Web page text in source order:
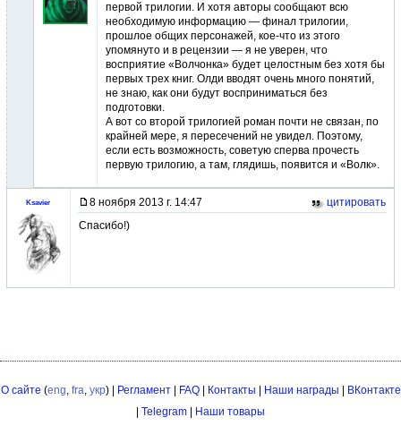
первой трилогии. И хотя авторы сообщают всю
необходимую информацию — финал трилогии,
прошлое общих персонажей, кое-что из этого
упомянуто и в рецензии — я не уверен, что
восприятие «Волчонка» будет целостным без хотя бы
первых трех книг. Олди вводят очень много понятий,
не знаю, как они будут восприниматься без
подготовки.
А вот со второй трилогией роман почти не связан, по
крайней мере, я пересечений не увидел. Поэтому,
если есть возможность, советую сперва прочесть
первую трилогию, а там, глядишь, появится и «Волк».
Ksavier 8 ноября 2013 г. 14:47
цитировать
Cпасибо!)
О сайте (eng, fra, укр) | Регламент| FAQ| Контакты Наши награды
ВКонтакте
Telegram Наши товары